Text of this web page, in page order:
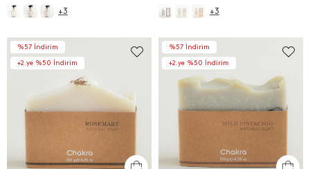
+3 +3
%57 İndirim
+2.ye %50 İndirim
%57 İndirim
+2.ye %50 İndirim